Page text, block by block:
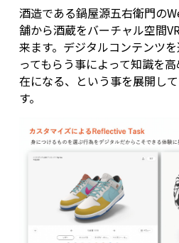
酒造である鍋屋源五右衛門の
舗から酒蔵をバーチャル空間
来ます。デジタルコンテンツ
ってもらう事によって知識を
在になる、という事を展開し
す。